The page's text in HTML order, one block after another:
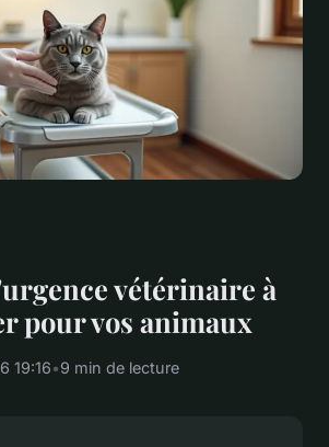
vétérinaire à
pour vos animaux
19:16•9 min de lecture